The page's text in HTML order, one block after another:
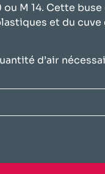
M 14. Cette
et du cuve
d’air